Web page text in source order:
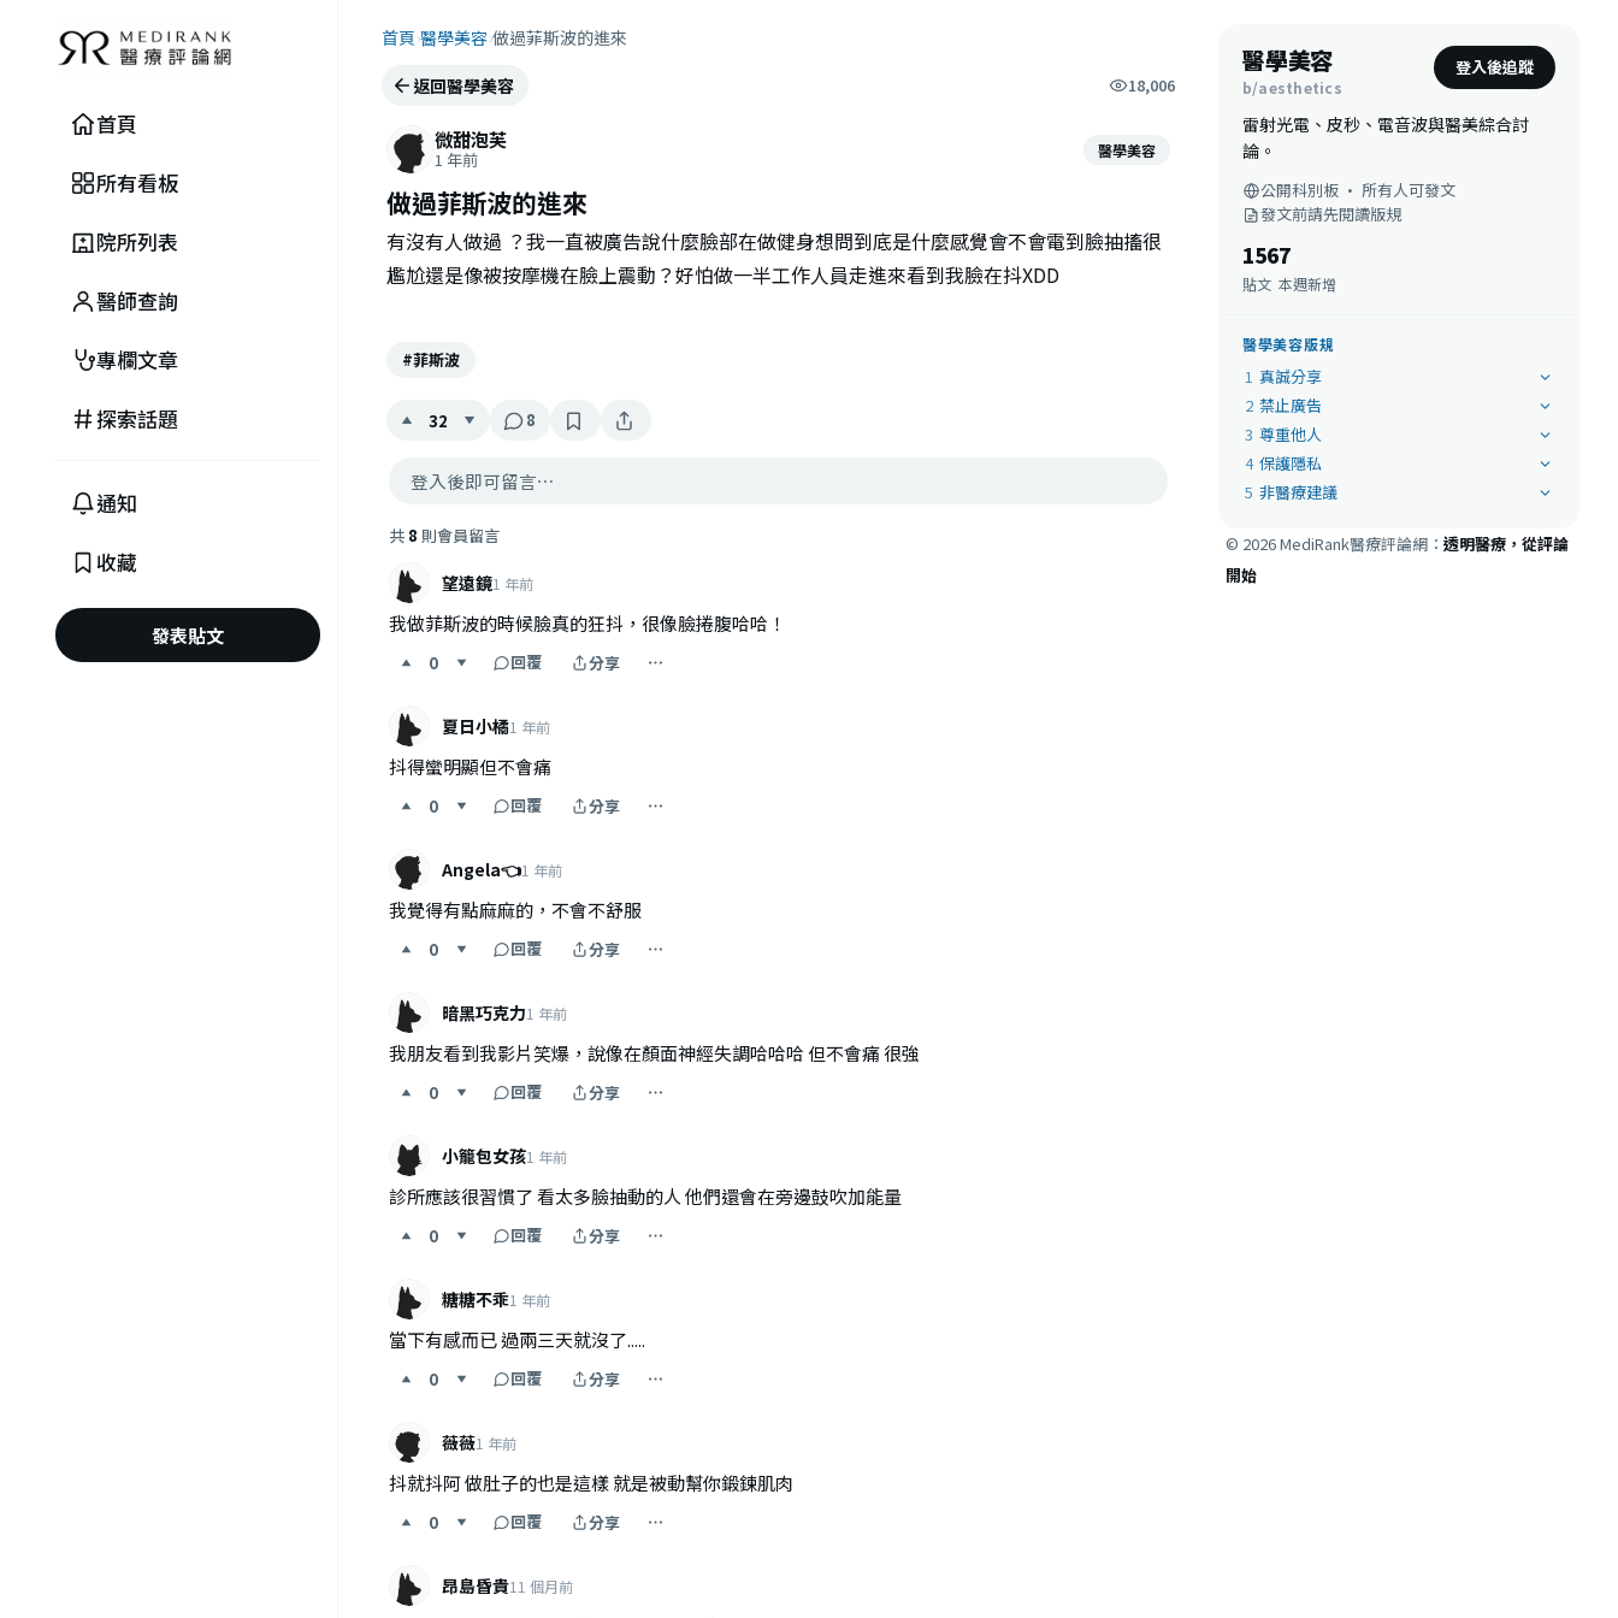
首頁
所有看板
院所列表
醫師查詢
專欄文章
探索話題
通知
收藏
發表貼文
首頁›醫學美容›做過菲斯波的進來
返回醫學美容
18,006
微甜泡芙
1 年前 醫學美容
做過菲斯波的進來
有沒有人做過 ？我一直被廣告說什麼臉部在做健身想問到底是什麼感覺會不會電到臉抽搐很
尷尬還是像被按摩機在臉上震動？好怕做一半工作人員走進來看到我臉在抖XDD
#菲斯波
32 8
登入後即可留言⋯
共 8 則會員留言
望遠鏡1 年前
我做菲斯波的時候臉真的狂抖，很像臉捲腹哈哈！
0 回覆 分享
夏日小橘1 年前
抖得蠻明顯但不會痛
0 回覆 分享
Angela👈1 年前
我覺得有點麻麻的，不會不舒服
0 回覆 分享
暗黑巧克力1 年前
我朋友看到我影片笑爆，說像在顏面神經失調哈哈哈 但不會痛 很強
0 回覆 分享
小籠包女孩1 年前
診所應該很習慣了 看太多臉抽動的人 他們還會在旁邊鼓吹加能量
0 回覆 分享
糖糖不乖1 年前
當下有感而已 過兩三天就沒了.....
0 回覆 分享
薇薇1 年前
抖就抖阿 做肚子的也是這樣 就是被動幫你鍛鍊肌肉
0 回覆 分享
昂島昏貴11 個月前
醫學美容
b/aesthetics
登入後追蹤
雷射光電、皮秒、電音波與醫美綜合討
論。
公開科別板 · 所有人可發文
發文前請先閱讀版規
156
貼文
7
本週新增
醫學美容版規
1 真誠分享
2 禁止廣告
3 尊重他人
4 保護隱私
5 非醫療建議
© 2026 MediRank醫療評論網： 透明醫療，從評論
開始